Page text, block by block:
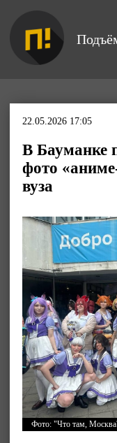
22.05.2026 17:05
В Бауманке
фото
вуза
Фото: "Что там,